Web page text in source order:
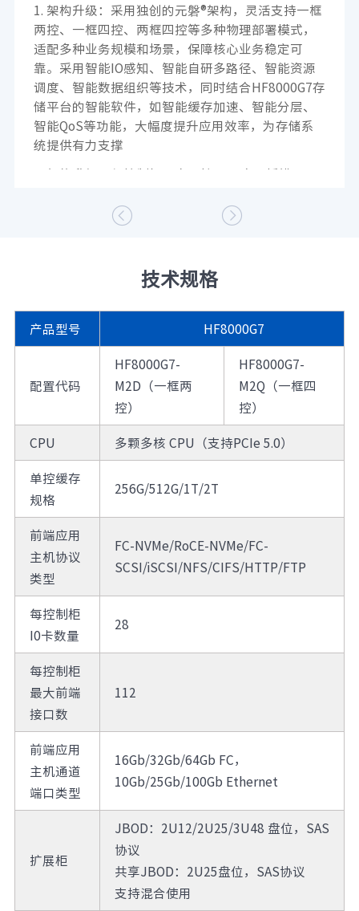
1. 架构升级：采用独创的元磐®架构，灵活支持一框
两控、一框四控、两框四控等多种物理部署模式，
适配多种业务规模和场景，保障核心业务稳定可
靠。采用智能IO感知、智能自研多路径、智能资源
调度、智能数据组织等技术，同时结合HF8000G7存
储平台的智能软件，如智能缓存加速、智能分层、
智能QoS等功能，大幅度提升应用效率，为存储系
统提供有力支撑
2. 规格升级：每控制柜最大可扩展28个IO插槽，
轻松应对高带宽、低延迟的业务需求，使存储性能
像、全局负载均衡、后端资源全共享等关键特性，
控、两框四控三种物理形态。控制器间采用Active-
Active架构，同时支持有归属卷和无归属卷，实现了
控制器间的负载均衡，消除控制器的性能瓶颈，支
持多个控制器故障时数据不丢失，业务不停机，如
四坏三、八坏七，提高系统可用性，保障业务的连
续性
 
技术规格
产品型号 HF8000G7
配置代码
HF8000G7-
M2D（一框两
控）
HF8000G7-
M2Q（一框四
控）
CPU
多颗多核 CPU（支持PCIe 5.0）
单控缓存
规格
256G/512G/1T/2T
前端应用
主机协议
类型
FC-NVMe/RoCE-NVMe/FC-
SCSI/iSCSI/NFS/CIFS/HTTP/FTP
每控制柜
I0卡数量
28
每控制柜
最大前端
接口数
112
前端应用
主机通道
端口类型
16Gb/32Gb/64Gb FC，
10Gb/25Gb/100Gb Ethernet
扩展柜
JBOD：2U12/2U25/3U48 盘位，SAS
协议
共享JBOD：2U25盘位，SAS协议
支持混合使用